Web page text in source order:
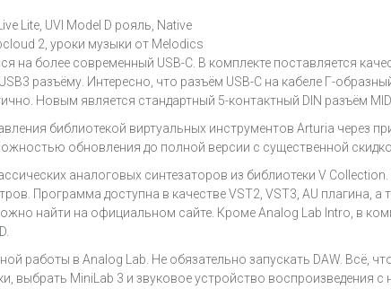
Lite, UVI Model D рояль, Native
2, уроки музыки от Melodics
на более современный USB-C. В комплекте поставляется
разъёму. Интересно, что разъём USB-C на кабеле Г-
Новым является стандартный 5-контактный DIN разъём
библиотекой виртуальных инструментов Arturia через
обновления до полной версии c существенной
аналоговых синтезаторов из библиотеки V
Программа доступна в качестве VST2, VST3, AU плагина,
найти на официальном сайте. Кроме Analog Lab Intro, в
работы в Analog Lab. Не обязательно запускать DAW. Всё,
выбрать MiniLab 3 и звуковое устройство воспроизведения